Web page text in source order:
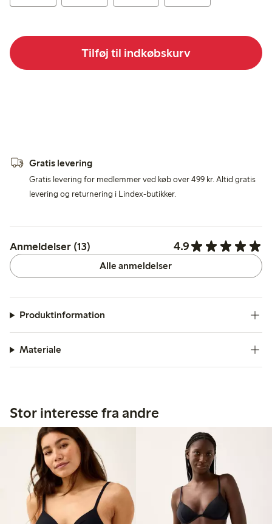
Tilføj til indkøbskurv
Gratis levering
Gratis levering for medlemmer ved køb over 499 kr. Altid gratis
levering og returnering i Lindex-butikker.
Anmeldelser (13) 4.9
Alle anmeldelser
Produktinformation
Materiale
Stor interesse fra andre